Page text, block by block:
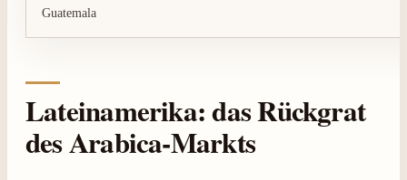
Guatemala
Lateinamerika: das Rückgrat
des Arabica-Markts